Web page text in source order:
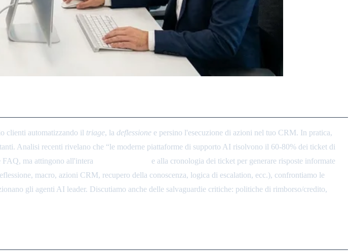
clienti automatizzando il triage, la deflessione e persino l'esecuzione di azioni nel tuo CRM. In pratica,
Analisi recenti rivelano che “le moderne piattaforme di supporto AI risolvono il 60-80% dei ticket di
ma attingono all'intera
e alla cronologia dei ticket per generare risposte informate
macro, azioni CRM, recupero della conoscenza, logica di escalation, ecc.), confrontiamo le
gli agenti AI leader. Discutiamo anche delle salvaguardie critiche: politiche di rimborso/credito,